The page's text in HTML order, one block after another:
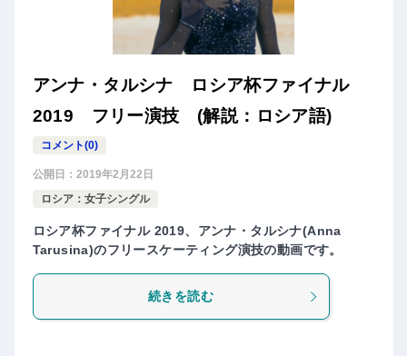
アンナ・タルシナ ロシア杯ファイナル
2019 フリー演技 (解説：ロシア語)
コメント(0)
公開日： 2019年2月22日
ロシア：女子シングル
ロシア杯ファイナル 2019、アンナ・タルシナ(Anna
Tarusina)のフリースケーティング演技の動画です。
続きを読む